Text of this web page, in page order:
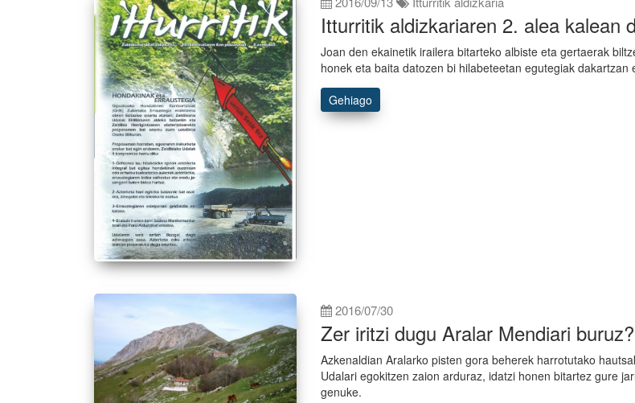
Itturritik aldizkariaren 2. alea kalean
Joan den ekainetik irailera bitarteko albiste eta gertaerak
honek eta baita datozen bi hilabeteetan egutegiak dakartzan
Gehiago
2016/07/30
Zer iritzi dugu Aralar Mendiari buruz?
Azkenaldian Aralarko pisten gora beherek harrotutako
Udalari egokitzen zaion arduraz, idatzi honen bitartez gure
genuke.